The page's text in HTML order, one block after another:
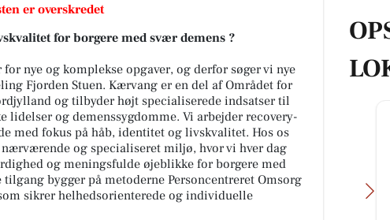
er overskredet
for borgere med svær demens ?
nye og komplekse opgaver, og derfor søger vi nye
Fjorden Stuen. Kærvang er en del af Området for
og tilbyder højt specialiserede indsatser til
lidelser og demenssygdomme. Vi arbejder recovery-
med fokus på håb, identitet og livskvalitet. Hos os
og specialiseret miljø, hvor vi hver dag
og meningsfulde øjeblikke for borgere med
bygger på metoderne Personcentreret Omsorg
sikrer helhedsorienterede og individuelle